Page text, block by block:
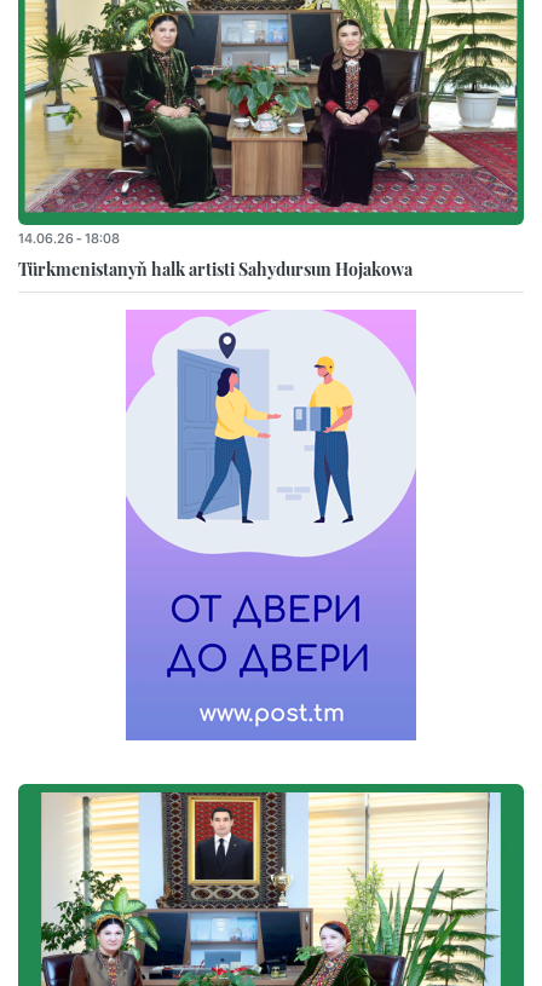
14.06.26 - 18:08
Türkmenistanyň halk artisti Sahydursun Hojakowa